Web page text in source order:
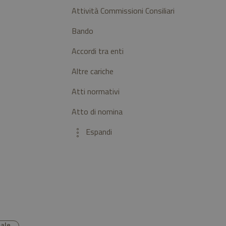
Attività Commissioni Consiliari
Bando
Accordi tra enti
Altre cariche
Atti normativi
Atto di nomina